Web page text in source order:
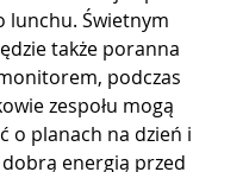
lunchu. Świetnym
także poranna
podczas
zespołu mogą
o planach na dzień i
energią przed